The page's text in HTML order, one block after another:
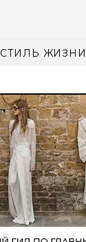
СТИЛЬ ЖИЗНИ